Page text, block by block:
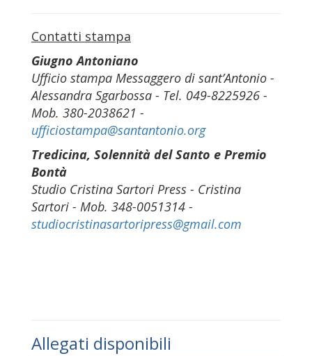
Contatti stampa
Giugno Antoniano
Ufficio stampa Messaggero di sant’Antonio -
Alessandra Sgarbossa - Tel. 049-8225926 -
Mob. 380-2038621 -
ufficiostampa@santantonio.org
Tredicina, Solennità del Santo e Premio
Bontà
Studio Cristina Sartori Press - Cristina
Sartori - Mob. 348-0051314 -
studiocristinasartoripress@gmail.com
Allegati disponibili